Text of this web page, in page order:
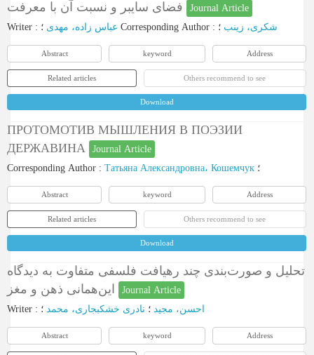
Journal Article
Writer : عباس زاده، مهدی Corresponding Author : شکری، زینب ؛
Abstract keyword Address
Related articles Others recommend to see
Download
ПРОТОМОТИВ МЫШЛЕНИЯ В ПОЭЗИИ
ДЕРЖАВИНА
Journal Article
Corresponding Author : Татьяна Александровна، Кошемчук ؛
Abstract keyword Address
Related articles Others recommend to see
Download
تحلیل و صورت‌بندی چند رهیافت فلسفی متفاوت به دیدگاه
Journal Article
Writer : احسن، مجید ؛ نادری خشکبجاری، محمد ؛
Abstract keyword Address